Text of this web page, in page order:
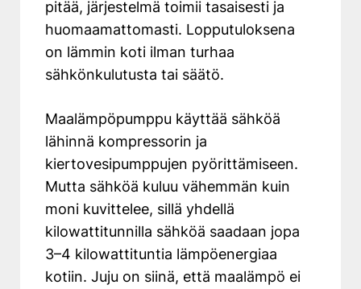
pitää, järjestelmä toimii tasaisesti ja
huomaamattomasti. Lopputuloksena
on lämmin koti ilman turhaa
sähkönkulutusta tai säätö.
Maalämpöpumppu käyttää sähköä
lähinnä kompressorin ja
kiertovesipumppujen pyörittämiseen.
Mutta sähköä kuluu vähemmän kuin
moni kuvittelee, sillä yhdellä
kilowattitunnilla sähköä saadaan jopa
3–4 kilowattituntia lämpöenergiaa
kotiin. Juju on siinä, että maalämpö ei